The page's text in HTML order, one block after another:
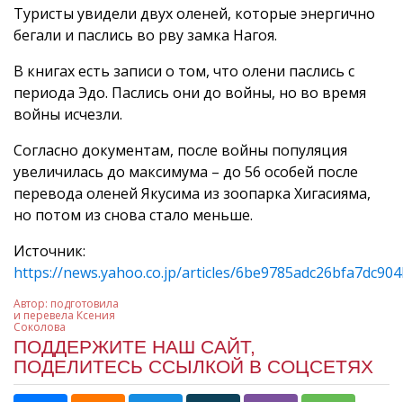
Туристы увидели двух оленей, которые энергично
бегали и паслись во рву замка Нагоя.
В книгах есть записи о том, что олени паслись с
периода Эдо. Паслись они до войны, но во время
войны исчезли.
Согласно документам, после войны популяция
увеличилась до максимума – до 56 особей после
перевода оленей Якусима из зоопарка Хигасияма,
но потом из снова стало меньше.
Источник:
https://news.yahoo.co.jp/articles/
Автор: подготовила
и перевела Ксения
Соколова
ПОДДЕРЖИТЕ НАШ САЙТ,
ПОДЕЛИТЕСЬ ССЫЛКОЙ В СОЦСЕТЯХ